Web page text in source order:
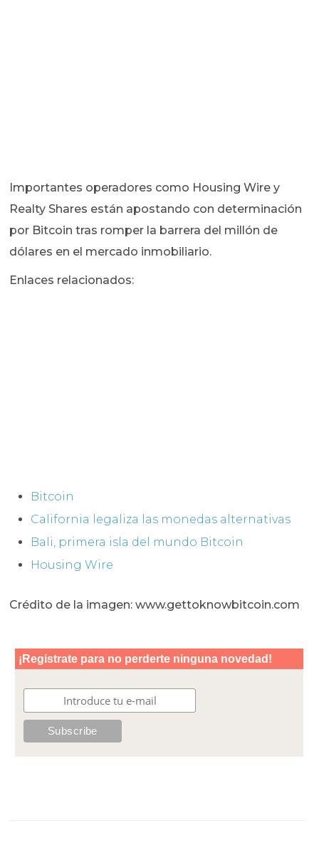
Importantes operadores como Housing Wire y
Realty Shares están apostando con determinación
por Bitcoin tras romper la barrera del millón de
dólares en el mercado inmobiliario.
Enlaces relacionados:
Bitcoin
California legaliza las monedas alternativas
Bali, primera isla del mundo Bitcoin
Housing Wire
Crédito de la imagen: www.gettoknowbitcoin.com